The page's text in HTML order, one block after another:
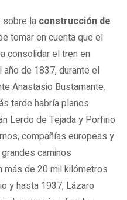
sobre la construcción de
tomar en cuenta que el
consolidar el tren en
de 1837, durante el
Anastasio Bustamante.
tarde habría planes
Lerdo de Tejada y Porfirio
compañías europeas y
caminos
más de 20 mil kilómetros
y hasta 1937, Lázaro